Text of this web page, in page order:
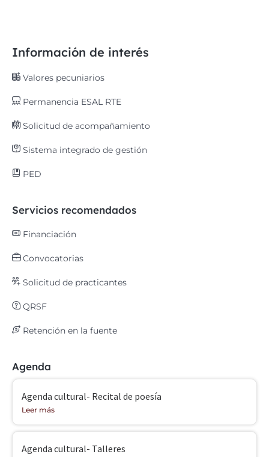
Información de interés
Valores pecuniarios
Permanencia ESAL RTE
Solicitud de acompañamiento
Sistema integrado de gestión
PED
Servicios recomendados
Financiación
Convocatorias
Solicitud de practicantes
QRSF
Retención en la fuente
Agenda
Agenda cultural- Recital de poesía
Leer más
Agenda cultural- Talleres